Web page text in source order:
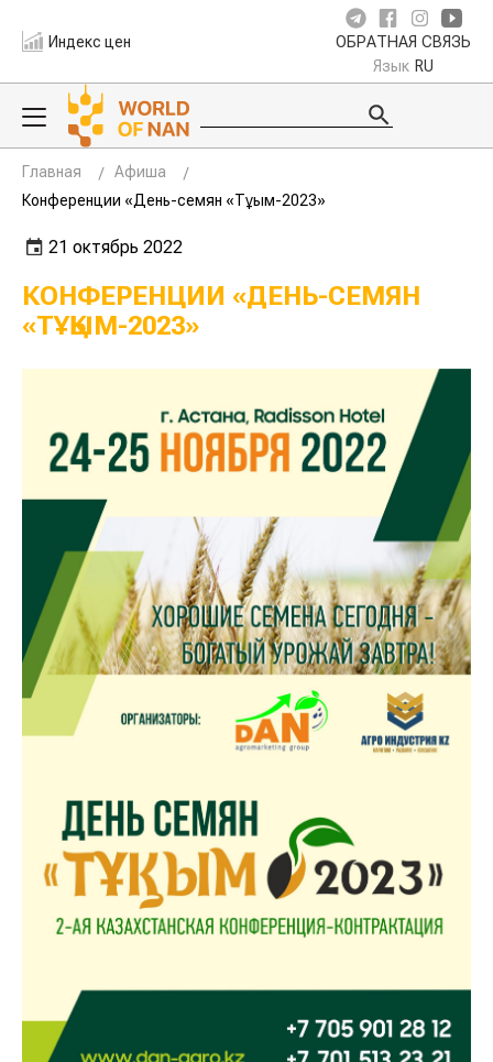
Индекс цен ОБРАТНАЯ СВЯЗЬ
Язык RU
Главная
Афиша
Конференции «День-семян «Тұқым-2023»
21 октябрь 2022
КОНФЕРЕНЦИИ «ДЕНЬ-СЕМЯН
«ТҰҚЫМ-2023»